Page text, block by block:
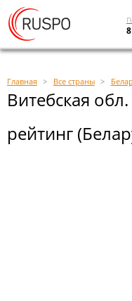
Главная Все страны
Витебская обл.
рейтинг